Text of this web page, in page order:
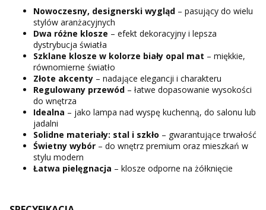
Nowoczesny, designerski wygląd – pasujący do wielu
stylów aranżacyjnych
Dwa różne klosze – efekt dekoracyjny i lepsza
dystrybucja światła
Szklane klosze w kolorze biały opal mat – miękkie,
równomierne światło
Złote akcenty – nadające elegancji i charakteru
Regulowany przewód – łatwe dopasowanie wysokości
do wnętrza
Idealna – jako lampa nad wyspę kuchenną, do salonu lub
jadalni
Solidne materiały: stal i szkło – gwarantujące trwałość
Świetny wybór – do wnętrz premium oraz mieszkań w
stylu modern
Łatwa pielęgnacja – klosze odporne na żółknięcie